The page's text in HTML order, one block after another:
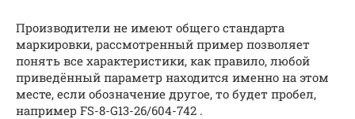
Производители не имеют общего стандарта
маркировки, рассмотренный пример позволяет
понять все характеристики, как правило, любой
приведённый параметр находится именно на этом
месте, если обозначение другое, то будет пробел,
например FS-8-G13-26/604-742 .